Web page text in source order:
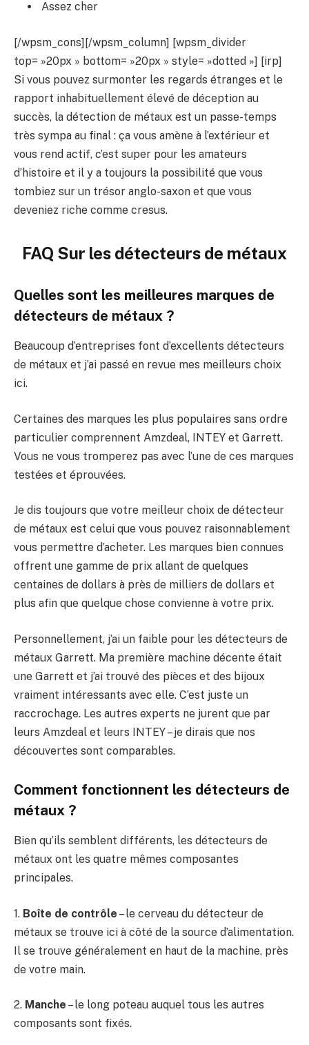
Assez cher
[/wpsm_cons][/wpsm_column] [wpsm_divider
top= »20px » bottom= »20px » style= »dotted »] [irp]
Si vous pouvez surmonter les regards étranges et le
rapport inhabituellement élevé de déception au
succès, la détection de métaux est un passe-temps
très sympa au final : ça vous amène à l’extérieur et
vous rend actif, c’est super pour les amateurs
d’histoire et il y a toujours la possibilité que vous
tombiez sur un trésor anglo-saxon et que vous
deveniez riche comme cresus.
FAQ Sur les détecteurs de métaux
Quelles sont les meilleures marques de
détecteurs de métaux ?
Beaucoup d’entreprises font d’excellents détecteurs
de métaux et j’ai passé en revue mes meilleurs choix
ici.
Certaines des marques les plus populaires sans ordre
particulier comprennent Amzdeal, INTEY et Garrett.
Vous ne vous tromperez pas avec l’une de ces marques
testées et éprouvées.
Je dis toujours que votre meilleur choix de détecteur
de métaux est celui que vous pouvez raisonnablement
vous permettre d’acheter. Les marques bien connues
offrent une gamme de prix allant de quelques
centaines de dollars à près de milliers de dollars et
plus afin que quelque chose convienne à votre prix.
Personnellement, j’ai un faible pour les détecteurs de
métaux Garrett. Ma première machine décente était
une Garrett et j’ai trouvé des pièces et des bijoux
vraiment intéressants avec elle. C’est juste un
raccrochage. Les autres experts ne jurent que par
leurs Amzdeal et leurs INTEY – je dirais que nos
découvertes sont comparables.
Comment fonctionnent les détecteurs de
métaux ?
Bien qu’ils semblent différents, les détecteurs de
métaux ont les quatre mêmes composantes
principales.
1. Boîte de contrôle – le cerveau du détecteur de
métaux se trouve ici à côté de la source d’alimentation.
Il se trouve généralement en haut de la machine, près
de votre main.
2. Manche – le long poteau auquel tous les autres
composants sont fixés.